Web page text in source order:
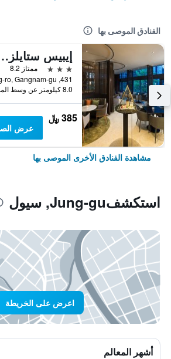
الفنادق الموصى بها
إيبيس ستايلز
3 نجوم
ممتاز 8.2
8.0 كيلومتر عن وسط المدينة
385 ﷼
عرض
مشاهدة الفنادق الأخرى الموصى بها
استكشفJung-gu, سيول
اعرض على الخريطة
أشهر المعالم